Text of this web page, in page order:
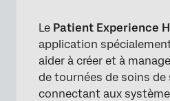
Le Patient Experience
application
aider à créer et à
de tournées de soins de
connectant aux